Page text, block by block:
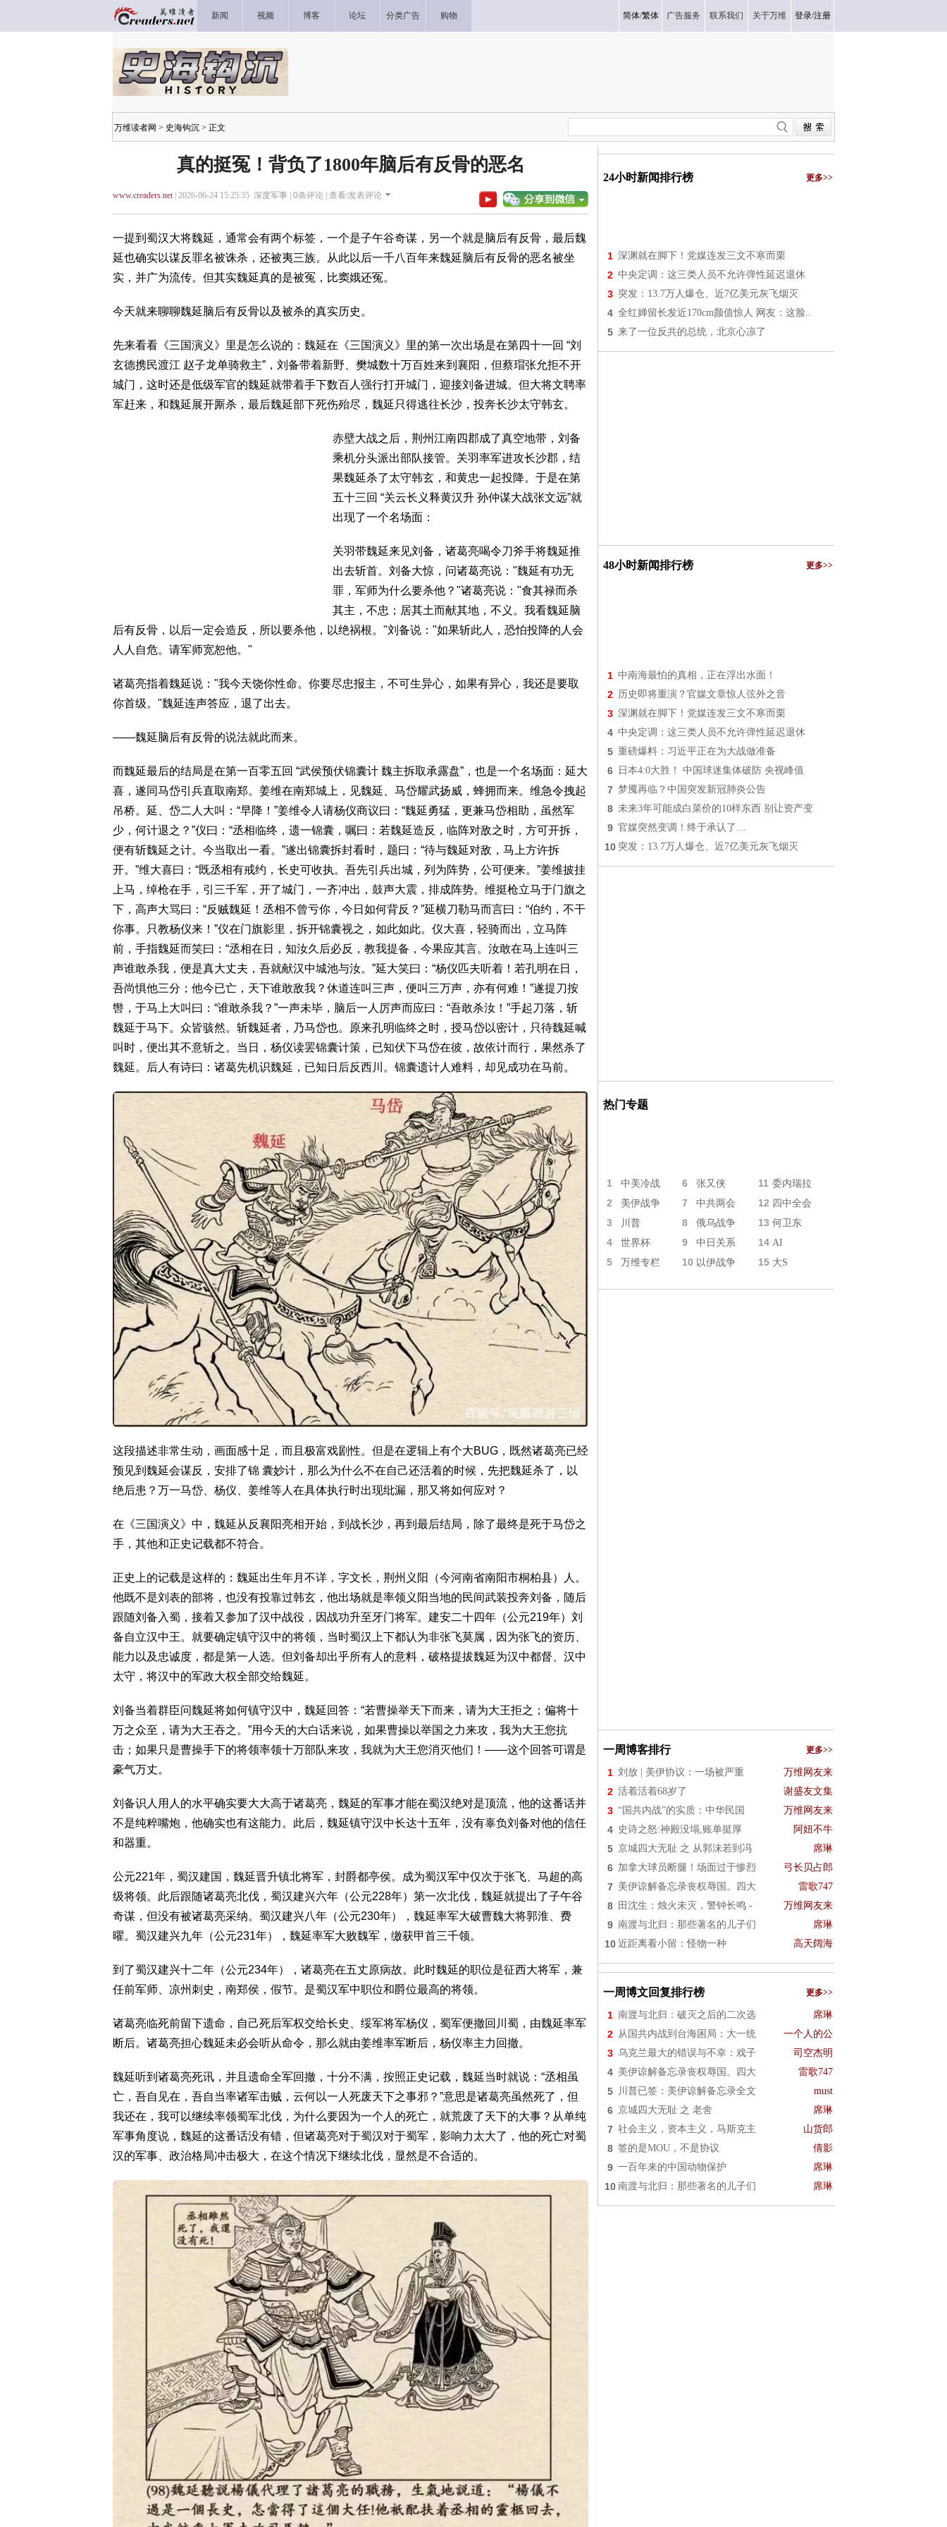
新闻 视频 博客 论坛 分类广告 购物 简体/繁体 广告服务 联系我们 关于万维 登录/注册
万维读者网 > 史海钩沉 > 正文
真的挺冤！背负了1800年脑后有反骨的恶名
www.creaders.net| 2026-06-24 15:25:35 深度军事 | 0条评论 | 查看/发表评论
一提到蜀汉大将魏延，通常会有两个标签，一个是子午谷奇谋，另一个就是脑后有反骨，最后魏
延也确实以谋反罪名被诛杀，还被夷三族。从此以后一千八百年来魏延脑后有反骨的恶名被坐
实，并广为流传。但其实魏延真的是被冤，比窦娥还冤。
今天就来聊聊魏延脑后有反骨以及被杀的真实历史。
先来看看《三国演义》里是怎么说的：魏延在《三国演义》里的第一次出场是在第四十一回 “刘
玄德携民渡江 赵子龙单骑救主”，刘备带着新野、樊城数十万百姓来到襄阳，但蔡瑁张允拒不开
城门，这时还是低级军官的魏延就带着手下数百人强行打开城门，迎接刘备进城。但大将文聘率
军赶来，和魏延展开厮杀，最后魏延部下死伤殆尽，魏延只得逃往长沙，投奔长沙太守韩玄。
赤壁大战之后，荆州江南四郡成了真空地带，刘备
乘机分头派出部队接管。关羽率军进攻长沙郡，结
果魏延杀了太守韩玄，和黄忠一起投降。于是在第
五十三回 “关云长义释黄汉升 孙仲谋大战张文远”就
出现了一个名场面：
关羽带魏延来见刘备，诸葛亮喝令刀斧手将魏延推
出去斩首。刘备大惊，问诸葛亮说："魏延有功无
罪，军师为什么要杀他？"诸葛亮说："食其禄而杀
其主，不忠；居其土而献其地，不义。我看魏延脑
后有反骨，以后一定会造反，所以要杀他，以绝祸根。"刘备说："如果斩此人，恐怕投降的人会
人人自危。请军师宽恕他。"
诸葛亮指着魏延说："我今天饶你性命。你要尽忠报主，不可生异心，如果有异心，我还是要取
你首级。"魏延连声答应，退了出去。
——魏延脑后有反骨的说法就此而来。
而魏延最后的结局是在第一百零五回 “武侯预伏锦囊计 魏主拆取承露盘”，也是一个名场面：延大
喜，遂同马岱引兵直取南郑。姜维在南郑城上，见魏延、马岱耀武扬威，蜂拥而来。维急令拽起
吊桥。延、岱二人大叫：“早降！”姜维令人请杨仪商议曰：“魏延勇猛，更兼马岱相助，虽然军
少，何计退之？”仪曰：“丞相临终，遗一锦囊，嘱曰：若魏延造反，临阵对敌之时，方可开拆，
便有斩魏延之计。今当取出一看。”遂出锦囊拆封看时，题曰：“待与魏延对敌，马上方许拆
开。”维大喜曰：“既丞相有戒约，长史可收执。吾先引兵出城，列为阵势，公可便来。”姜维披挂
上马，绰枪在手，引三千军，开了城门，一齐冲出，鼓声大震，排成阵势。维挺枪立马于门旗之
下，高声大骂曰：“反贼魏延！丞相不曾亏你，今日如何背反？”延横刀勒马而言曰：“伯约，不干
你事。只教杨仪来！”仪在门旗影里，拆开锦囊视之，如此如此。仪大喜，轻骑而出，立马阵
前，手指魏延而笑曰：“丞相在日，知汝久后必反，教我提备，今果应其言。汝敢在马上连叫三
声谁敢杀我，便是真大丈夫，吾就献汉中城池与汝。”延大笑曰：“杨仪匹夫听着！若孔明在日，
吾尚惧他三分；他今已亡，天下谁敢敌我？休道连叫三声，便叫三万声，亦有何难！”遂提刀按
辔，于马上大叫曰：“谁敢杀我？”一声未毕，脑后一人厉声而应曰：“吾敢杀汝！”手起刀落，斩
魏延于马下。众皆骇然。斩魏延者，乃马岱也。原来孔明临终之时，授马岱以密计，只待魏延喊
叫时，便出其不意斩之。当日，杨仪读罢锦囊计策，已知伏下马岱在彼，故依计而行，果然杀了
魏延。后人有诗曰：诸葛先机识魏延，已知日后反西川。锦囊遗计人难料，却见成功在马前。
这段描述非常生动，画面感十足，而且极富戏剧性。但是在逻辑上有个大BUG，既然诸葛亮已经
预见到魏延会谋反，安排了锦 囊妙计，那么为什么不在自己还活着的时候，先把魏延杀了，以
绝后患？万一马岱、杨仪、姜维等人在具体执行时出现纰漏，那又将如何应对？
在《三国演义》中，魏延从反襄阳亮相开始，到战长沙，再到最后结局，除了最终是死于马岱之
手，其他和正史记载都不符合。
正史上的记载是这样的：魏延出生年月不详，字文长，荆州义阳（今河南省南阳市桐柏县）人。
他既不是刘表的部将，也没有投靠过韩玄，他出场就是率领义阳当地的民间武装投奔刘备，随后
跟随刘备入蜀，接着又参加了汉中战役，因战功升至牙门将军。建安二十四年（公元219年）刘
备自立汉中王。就要确定镇守汉中的将领，当时蜀汉上下都认为非张飞莫属，因为张飞的资历、
能力以及忠诚度，都是第一人选。但刘备却出乎所有人的意料，破格提拔魏延为汉中都督、汉中
太守，将汉中的军政大权全部交给魏延。
刘备当着群臣问魏延将如何镇守汉中，魏延回答：“若曹操举天下而来，请为大王拒之；偏将十
万之众至，请为大王吞之。”用今天的大白话来说，如果曹操以举国之力来攻，我为大王您抗
击；如果只是曹操手下的将领率领十万部队来攻，我就为大王您消灭他们！——这个回答可谓是
豪气万丈。
刘备识人用人的水平确实要大大高于诸葛亮，魏延的军事才能在蜀汉绝对是顶流，他的这番话并
不是纯粹嘴炮，他确实也有这能力。此后，魏延镇守汉中长达十五年，没有辜负刘备对他的信任
和器重。
公元221年，蜀汉建国，魏延晋升镇北将军，封爵都亭侯。成为蜀汉军中仅次于张飞、马超的高
级将领。此后跟随诸葛亮北伐，蜀汉建兴六年（公元228年）第一次北伐，魏延就提出了子午谷
奇谋，但没有被诸葛亮采纳。蜀汉建兴八年（公元230年），魏延率军大破曹魏大将郭淮、费
曜。蜀汉建兴九年（公元231年），魏延率军大败魏军，缴获甲首三千领。
到了蜀汉建兴十二年（公元234年），诸葛亮在五丈原病故。此时魏延的职位是征西大将军‌，兼
任前军师、凉州刺史，南郑侯，假节。是蜀汉军中职位和爵位最高的将领。
诸葛亮临死前留下遗命，自己死后军权交给长史、绥军将军杨仪，蜀军便撤回川蜀，由魏延率军
断后。诸葛亮担心魏延未必会听从命令，那么就由姜维率军断后，杨仪率主力回撤。
魏延听到诸葛亮死讯，并且遗命全军回撤，十分不满，按照正史记载，魏延当时就说：“丞相虽
亡，吾自见在，吾自当率诸军击贼，云何以一人死废天下之事邪？”意思是诸葛亮虽然死了，但
我还在，我可以继续率领蜀军北伐，为什么要因为一个人的死亡，就荒废了天下的大事？从单纯
军事角度说，魏延的这番话没有错，但诸葛亮对于蜀汉对于蜀军，影响力太大了，他的死亡对蜀
汉的军事、政治格局冲击极大，在这个情况下继续北伐，显然是不合适的。
24小时新闻排行榜 更多>>
1 深渊就在脚下！党媒连发三文不寒而栗
2 中央定调：这三类人员不允许弹性延迟退休
3 突发：13.7万人爆仓、近7亿美元灰飞烟灭
4 全红婵留长发近170cm颜值惊人 网友：这脸..
5 来了一位反共的总统，北京心凉了
48小时新闻排行榜 更多>>
1 中南海最怕的真相，正在浮出水面！
2 历史即将重演？官媒文章惊人弦外之音
3 深渊就在脚下！党媒连发三文不寒而栗
4 中央定调：这三类人员不允许弹性延迟退休
5 重磅爆料：习近平正在为大战做准备
6 日本4:0大胜！ 中国球迷集体破防 央视峰值
7 梦魇再临？中国突发新冠肺炎公告
8 未来3年可能成白菜价的10样东西 别让资产变
9 官媒突然变调！终于承认了…
10 突发：13.7万人爆仓、近7亿美元灰飞烟灭
热门专题
1 中美冷战 6 张又侠 11 委内瑞拉
2 美伊战争 7 中共两会 12 四中全会
3 川普 8 俄乌战争 13 何卫东
4 世界杯 9 中日关系 14 AI
5 万维专栏 10 以伊战争 15 大S
一周博客排行 更多>>
1 刘放 | 美伊协议：一场被严重 万维网友来
2 活着活着68岁了 谢盛友文集
3 “国共内战”的实质：中华民国 万维网友来
4 史诗之怒:神殿没塌,账单挺厚 阿妞不牛
5 京城四大无耻 之 从郭沫若到冯 席琳
6 加拿大球员断腿！场面过于惨烈 弓长贝占郎
7 美伊谅解备忘录丧权辱国。四大 雷歌747
8 田沈生：烛火未灭，警钟长鸣 - 万维网友来
9 南渡与北归：那些著名的儿子们 席琳
10 近距离看小留：怪物一种 高天阔海
一周博文回复排行榜 更多>>
1 南渡与北归：破灭之后的二次选 席琳
2 从国共内战到台海困局：大一统 一个人的公
3 乌克兰最大的错误与不幸：戏子 司空杰明
4 美伊谅解备忘录丧权辱国。四大 雷歌747
5 川普已签：美伊谅解备忘录全文 must
6 京城四大无耻 之 老舍 席琳
7 社会主义，资本主义，马斯克主 山货郎
8 签的是MOU，不是协议 倩影
9 一百年来的中国动物保护 席琳
10 南渡与北归：那些著名的儿子们 席琳